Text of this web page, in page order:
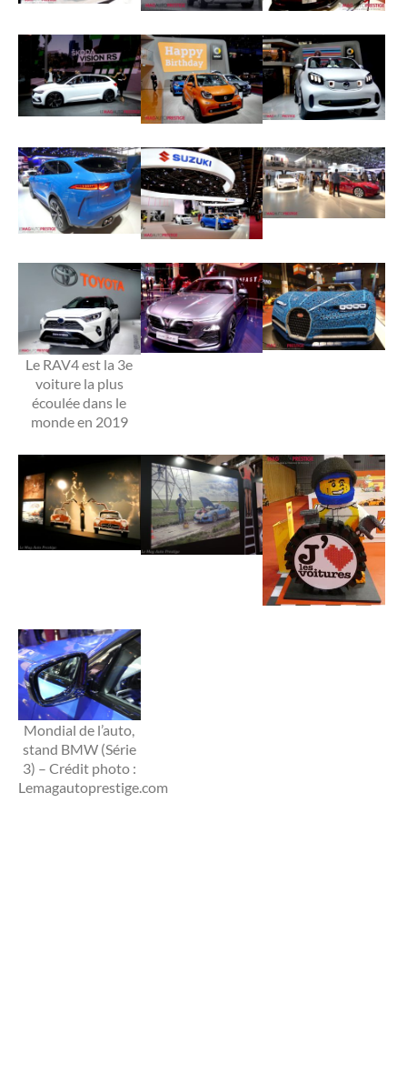
Le RAV4 est la 3e
voiture la plus
écoulée dans le
monde en 2019
Mondial de l’auto,
stand BMW (Série
3) – Crédit photo :
Lemagautoprestige.com